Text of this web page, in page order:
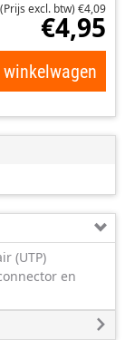
(Prijs excl. btw) €4,09
€4,95
winkelwagen
(UTP)
en